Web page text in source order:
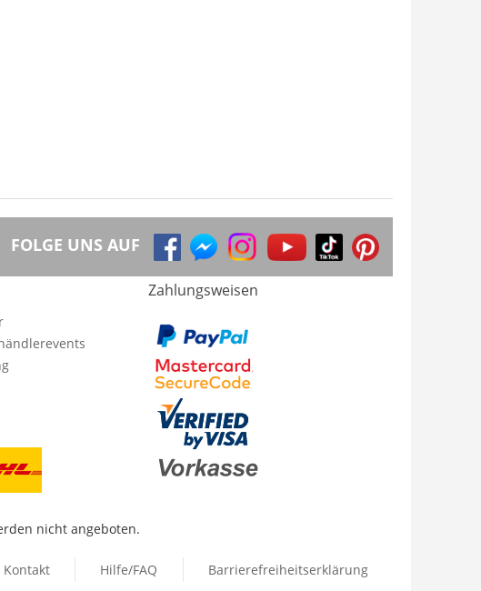
FOLGE UNS AUF
Zahlungsweisen
nicht angeboten.
Kontakt Hilfe/FAQ Barrierefreiheitserklärung